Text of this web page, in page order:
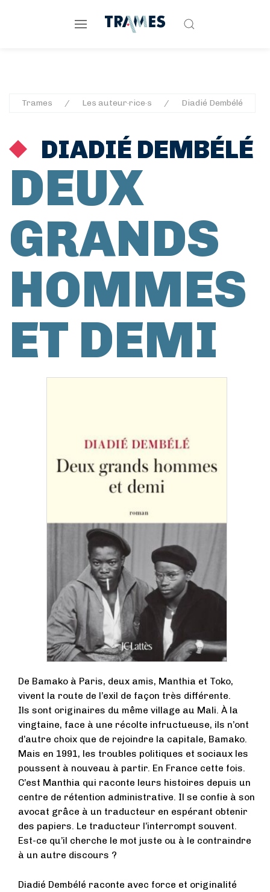
Trames Les auteur·rice·s Diadié Dembélé
DIADIÉ DEMBÉLÉ
DEUX
GRANDS
HOMMES
ET DEMI
De Bamako à Paris, deux amis, Manthia et Toko,
vivent la route de l’exil de façon très différente.
Ils sont originaires du même village au Mali. À la
vingtaine, face à une récolte infructueuse, ils n’ont
d’autre choix que de rejoindre la capitale, Bamako.
Mais en 1991, les troubles politiques et sociaux les
poussent à nouveau à partir. En France cette fois.
C’est Manthia qui raconte leurs histoires depuis un
centre de rétention administrative. Il se confie à son
avocat grâce à un traducteur en espérant obtenir
des papiers. Le traducteur l’interrompt souvent.
Est-ce qu’il cherche le mot juste ou à le contraindre
à un autre discours ?
Diadié Dembélé raconte avec force et originalité